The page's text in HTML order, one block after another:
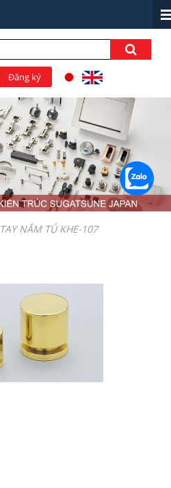
Đăng ký
TAY NẮM TỦ KHE-107